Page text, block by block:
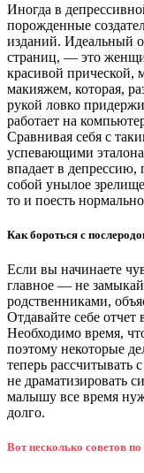
Иногда в
порожденные
изданий. Идеальный
страниц, — это
красивой прической,
макияжем, которая,
рукой ловко
работает на
Сравнивая себя с
успевающими
впадает в депрессию,
собой унылое
то и поесть
Как бороться с
Если вы начинаете
главное — не
родственниками,
Отдавайте себе
Необходимо время,
поэтому некоторые
теперь рассчитывать
не драматизировать
малышу все время
долго.
Вот несколько советов